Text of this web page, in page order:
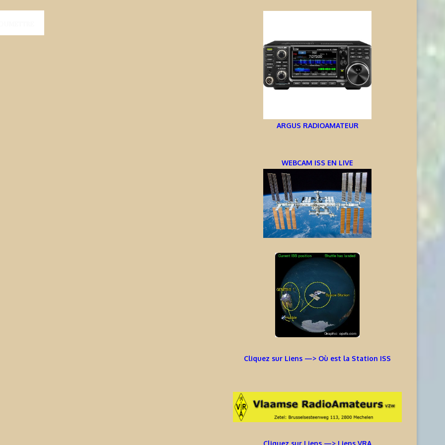
ARGUS RADIOAMATEUR
WEBCAM ISS EN LIVE
Cliquez sur Liens —> Où est la Station ISS